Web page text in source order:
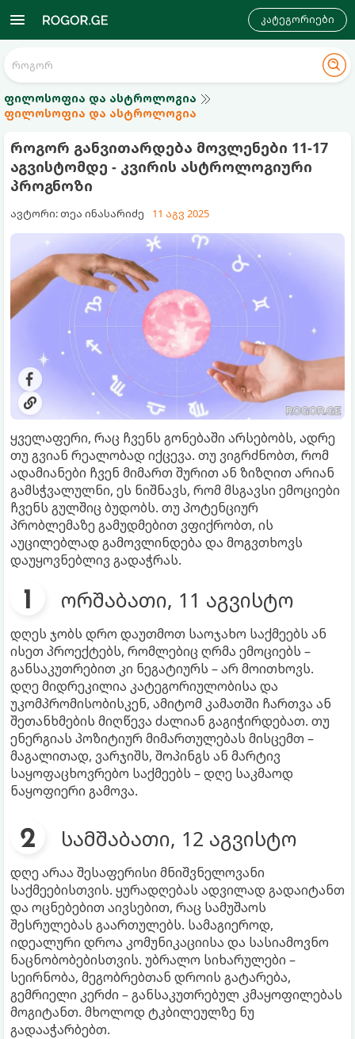
კატეგორიები
ფილოსოფია და ასტროლოგია
ფილოსოფია და ასტროლოგია
როგორ განვითარდება მოვლენები 11-17
აგვისტომდე - კვირის ასტროლოგიური
პროგნოზი
ავტორი: თეა ინასარიძე 11 აგვ 2025
ყველაფერი, რაც ჩვენს გონებაში არსებობს, ადრე
თუ გვიან რეალობად იქცევა. თუ ვიგრძნობთ, რომ
ადამიანები ჩვენ მიმართ შურით ან ზიზღით არიან
გამსჭვალულნი, ეს ნიშნავს, რომ მსგავსი ემოციები
ჩვენს გულშიც ბუდობს. თუ პოტენციურ
პრობლემაზე გამუდმებით ვფიქრობთ, ის
აუცილებლად გამოვლინდება და მოგვთხოვს
დაუყოვნებლივ გადაჭრას.
ორშაბათი, 11 აგვისტო
დღეს ჯობს დრო დაუთმოთ საოჯახო საქმეებს ან
ისეთ პროექტებს, რომლებიც ღრმა ემოციებს –
განსაკუთრებით კი ნეგატიურს – არ მოითხოვს.
დღე მიდრეკილია კატეგორიულობისა და
უკომპრომისობისკენ, ამიტომ კამათში ჩართვა ან
შეთანხმების მიღწევა ძალიან გაგიჭირდებათ. თუ
ენერგიას პოზიტიურ მიმართულებას მისცემთ –
მაგალითად, ვარჯიშს, შოპინგს ან მარტივ
საყოფაცხოვრებო საქმეებს – დღე საკმაოდ
ნაყოფიერი გამოვა.
სამშაბათი, 12 აგვისტო
დღე არაა შესაფერისი მნიშვნელოვანი
საქმეებისთვის. ყურადღებას ადვილად გადაიტანთ
და ოცნებებით აივსებით, რაც სამუშაოს
შესრულებას გაართულებს. სამაგიეროდ,
იდეალური დროა კომუნიკაციისა და სასიამოვნო
ნაცნობობებისთვის. უბრალო სიხარულები –
სეირნობა, მეგობრებთან დროის გატარება,
გემრიელი კერძი – განსაკუთრებულ კმაყოფილებას
მოგიტანთ. მხოლოდ ტკბილეულზე ნუ
გადააჭარბებთ.